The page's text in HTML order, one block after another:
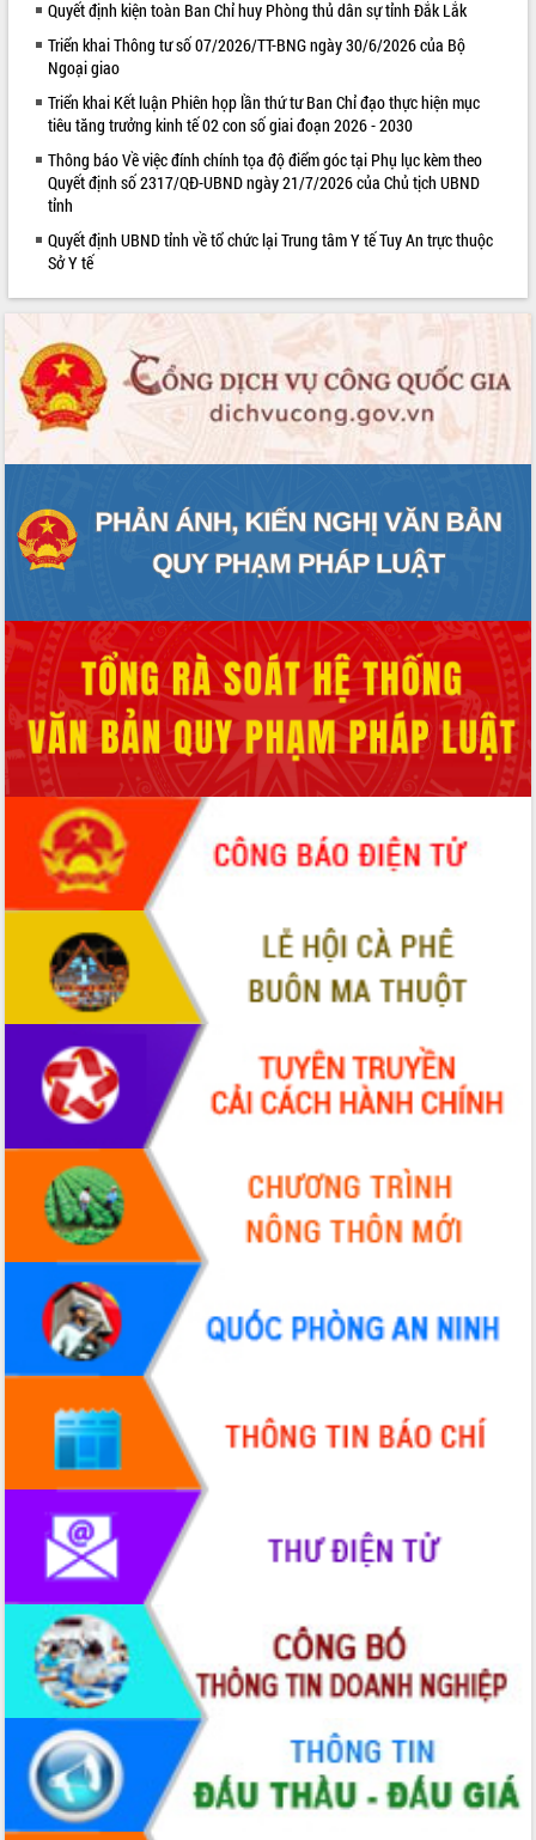
vụ 6 tháng cuối năm 2026
Kỳ họp thứ Hai, Hội đồng nhân dân
tỉnh khóa XI quyết nghị nhiều nội dung
quan trọng
Bí thư Tỉnh ủy Lương Nguyễn Minh
Triết thăm, tặng quà người có công với
cách mạng
Rà soát, hoàn thiện hệ thống thiết chế
văn hóa, thể thao đáp ứng yêu cầu
phát triển mới
Lễ truy điệu và an táng hài cốt liệt sĩ
tại Nghĩa trang Liệt sĩ xã Sơn Hòa
Bàn giải pháp tháo gỡ khó khăn trong
xuất khẩu sầu riêng và triển khai quy
định EUDR
trường Nguyễn Hoàng Hiệp khảo sát
vùng trồng và doanh nghiệp đóng gói
sầu riêng tại Đắk Lắk
món ăn từ sầu riêng
Đắk Lắk công bố Quy hoạch và xúc
tiến đầu tư tỉnh
Ngành cá ngừ Đắk Lắk chủ động thích
ứng để giữ vững thị trường xuất khẩu
Diễn đàn Kinh tế tư nhân Việt Nam đột
phá cơ chế - Hợp tác công tư
Đề án 06 tạo bước ngoặt đột phá trong
cải cách hành chính tỉnh Đắk Lắk
Kết nối tour, đẩy mạnh chuyển đổi số
để phát triển du lịch Đắk Lắk
Khởi động Dự án Đầu tư xây dựng hạ
tầng kỹ thuật Cụm công nghiệp Tân
Gặp mặt các cơ quan báo chí nhân Kỷ
niệm 101 năm Ngày Báo chí Cách
mạng Việt Nam
Đắk Lắk sơ kết 4 năm triển khai thực
hiện Đề án 06 của Chính phủ
Họp báo thông tin về Hội nghị Công bố
Quy hoạch và Xúc tiến đầu tư tỉnh Đắk
Khơi thông điểm nghẽn, đẩy nhanh
giải ngân vốn khắc phục thiên tai
HĐND tỉnh thông qua điều chỉnh Quy
hoạch tỉnh thời kỳ 2021-2030
Hội thảo góp ý hồ sơ điều chỉnh quy
hoạch tỉnh Đắk Lắk thời kỳ 2021-2030,
tầm nhìn đến năm 2050
Nâng cao hiệu quả hoạt động của các
doanh nghiệp nhà nước
Hội nghị triển khai kết nối mạng
truyền số liệu chuyên dùng phục vụ cơ
quan Đảng, Nhà nước
Lễ phát động chuỗi hoạt động chung
tay làm sạch môi trường
Xã Ea Kar bước chuyển mình trong
công tác cải cách hành chính mô hình
mới
UBND tỉnh họp báo định kỳ tháng 4
năm 2026
Hội thảo khoa học “Giải pháp thúc đẩy
phát triển nền kinh tế xanh tại tỉnh
Đắk Lắk”
Tăng cường giám sát, đôn đốc thực
hiện nhiệm vụ quản lý tài sản công
hàng tuần
LIÊN KẾT WEB
Quyết định kiện toàn Ban Chỉ huy Phòng thủ dân sự tỉnh Đắk Lắk
Triển khai Thông tư số 07/2026/TT-BNG ngày 30/6/2026 của Bộ
Ngoại giao
Triển khai Kết luận Phiên họp lần thứ tư Ban Chỉ đạo thực hiện mục
tiêu tăng trưởng kinh tế 02 con số giai đoạn 2026 - 2030
Thông báo Về việc đính chính tọa độ điểm góc tại Phụ lục kèm theo
Quyết định số 2317/QĐ-UBND ngày 21/7/2026 của Chủ tịch UBND
tỉnh
Quyết định UBND tỉnh về tổ chức lại Trung tâm Y tế Tuy An trực thuộc
Sở Y tế